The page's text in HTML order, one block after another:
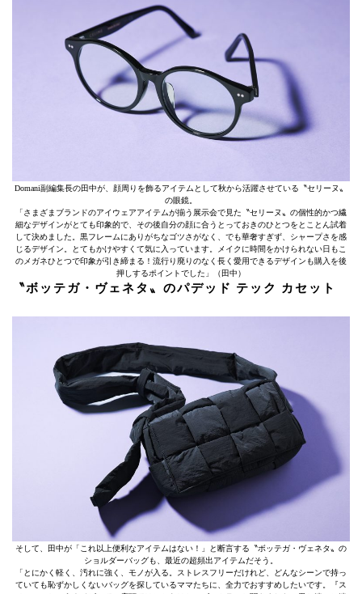
Domani副編集長の田中が、顔周りを飾るアイテムとして秋から活躍させている〝セリーヌ〟
の眼鏡。
「さまざまブランドのアイウェアアイテムが揃う展示会で見た〝セリーヌ〟の個性的かつ繊
細なデザインがとても印象的で、その後自分の顔に合うとっておきのひとつをとことん試着
して決めました。黒フレームにありがちなゴツさがなく、でも華奢すぎず、シャープさを感
じるデザイン。とてもかけやすくて気に入っています。メイクに時間をかけられない日もこ
のメガネひとつで印象が引き締まる！流行り廃りのなく長く愛用できるデザインも購入を後
押しするポイントでした」（田中）
〝ボッテガ・ヴェネタ〟のパデッド テック カセット
そして、田中が「これ以上便利なアイテムはない！」と断言する〝ボッテガ・ヴェネタ〟の
ショルダーバッグも、最近の超頻出アイテムだそう。
「とにかく軽く、汚れに強く、モノが入る。ストレスフリーだけれど、どんなシーンで持っ
ていても恥ずかしくないバッグを探しているママたちに、全力でおすすめしたいです。『ス